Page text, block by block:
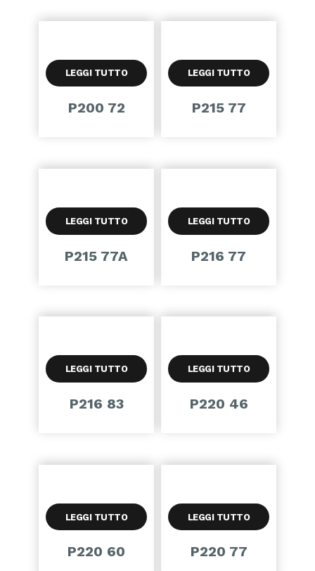
LEGGI TUTTO
P200 72
LEGGI TUTTO
P215 77
LEGGI TUTTO
P215 77A
LEGGI TUTTO
P216 77
LEGGI TUTTO
P216 83
LEGGI TUTTO
P220 46
LEGGI TUTTO
P220 60
LEGGI TUTTO
P220 77